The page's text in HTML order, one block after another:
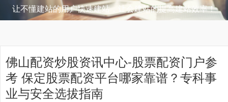
让不懂建站的用户快速建站，让会建站的提高建站效率！
佛山配资炒股资讯中心-股票配资门户参
考 保定股票配资平台哪家靠谱？专科事
业与安全选拔指南